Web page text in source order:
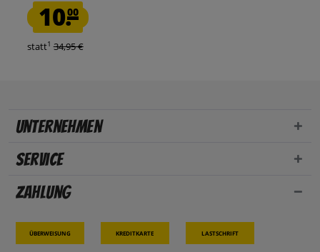
10.00
statt1 34,95 €
Unternehmen
Service
Zahlung
Überweisung Kreditkarte Lastschrift